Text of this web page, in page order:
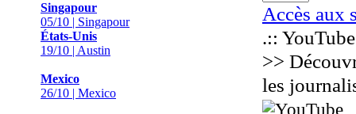
Singapour
05/10 | Singapour
États-Unis
19/10 | Austin
Mexico
26/10 | Mexico
Accès aux
.::
>>
les